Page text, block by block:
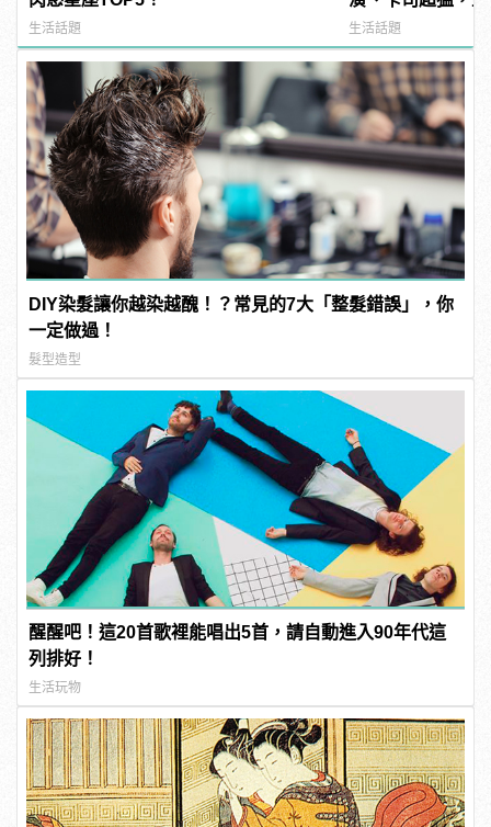
生活話題
曲？ |
生活話題
DIY染髮讓你越染越醜！？常見的7大「整髮錯誤」，你
一定做過！
髮型造型
醒醒吧！這20首歌裡能唱出5首，請自動進入90年代這
列排好！
生活玩物